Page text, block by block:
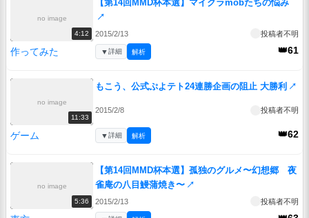
no image
4:12
【第14回MMD杯本選】マイクラmobたちの悩み
↗
2015/2/13 投稿者不明
作ってみた 👑61
▼詳細 解析
no image
11:33
もこう、公式ぷよテト24連勝企画の阻止 大勝利 ↗
2015/2/8 投稿者不明
ゲーム 👑62
▼詳細 解析
no image
5:36
【第14回MMD杯本選】孤独のグルメ〜幻想郷 夜
雀庵の八目鰻蒲焼き〜 ↗
2015/2/13 投稿者不明